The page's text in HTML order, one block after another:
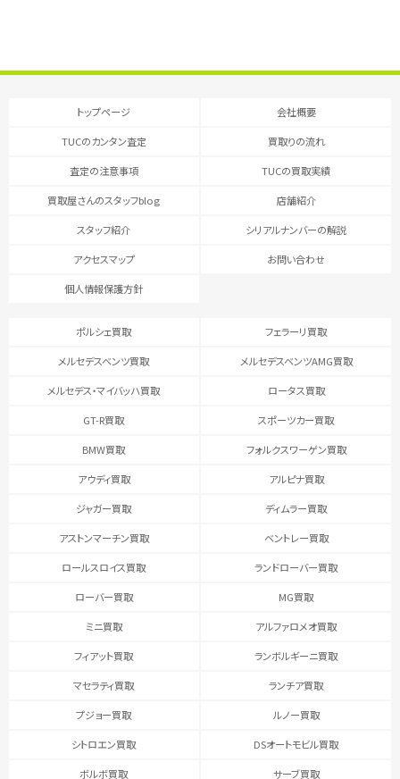
トップページ 会社概要
TUCのカンタン査定 買取りの流れ
査定の注意事項 TUCの買取実績
買取屋さんのスタッフblog 店舗紹介
スタッフ紹介 シリアルナンバーの解説
アクセスマップ お問い合わせ
個人情報保護方針
ポルシェ買取 フェラーリ買取
メルセデスベンツ買取 メルセデスベンツAMG買取
メルセデス・マイバッハ買取 ロータス買取
GT-R買取 スポーツカー買取
BMW買取 フォルクスワーゲン買取
アウディ買取 アルピナ買取
ジャガー買取 ディムラー買取
アストンマーチン買取 ベントレー買取
ロールスロイス買取 ランドローバー買取
ローバー買取 MG買取
ミニ買取 アルファロメオ買取
フィアット買取 ランボルギーニ買取
マセラティ買取 ランチア買取
プジョー買取 ルノー買取
シトロエン買取 DSオートモビル買取
ボルボ買取 サーブ買取